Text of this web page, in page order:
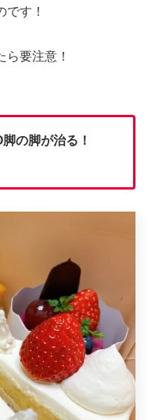
す！
要注意！
の脚が治る！